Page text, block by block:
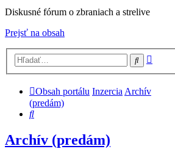
Diskusné fórum o zbraniach a strelive
Prejsť na obsah
Hľadať
Obsah portálu InzerciaArchív
(predám)
Hľadať
Archív (predám)